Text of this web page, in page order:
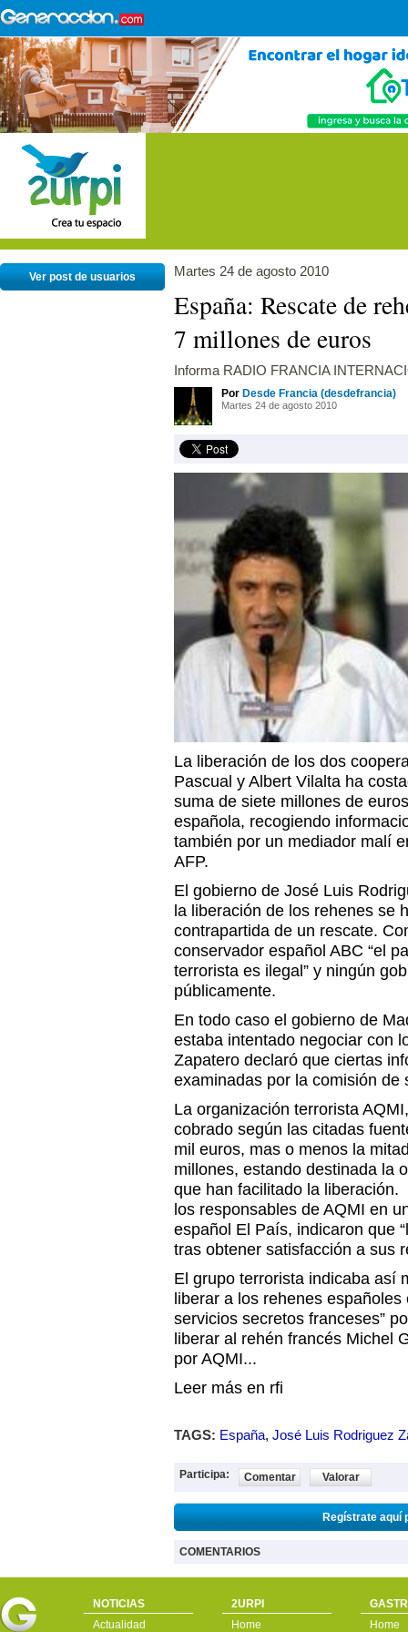
Ver post de usuarios Martes 24 de agosto 2010
España: Rescate de
7 millones de euros
Informa RADIO FRANCIA
Por Desde Francia (desdefrancia)
Martes 24 de agosto 2010
La liberación de los dos
Pascual y Albert Vilalta ha
suma de siete millones de
española, recogiendo
también por un mediador malí
AFP.
El gobierno de José Luis
la liberación de los rehenes se
contrapartida de un rescate.
conservador español ABC “el
terrorista es ilegal” y ningún
públicamente.
En todo caso el gobierno de
estaba intentado negociar con
Zapatero declaró que ciertas
examinadas por la comisión de
La organización terrorista
cobrado según las citadas
mil euros, mas o menos la
millones, estando destinada la
que han facilitado la
los responsables de AQMI en
español El País, indicaron que
tras obtener satisfacción a sus
El grupo terrorista indicaba así
liberar a los rehenes
servicios secretos franceses”
liberar al rehén francés Michel
por AQMI...
Leer más en rfi
TAGS: España, José Luis Rodriguez
Participa: Comentar Valorar
Regístrate aquí
COMENTARIOS
NOTICIAS
Actualidad
2URPI
Home
Home